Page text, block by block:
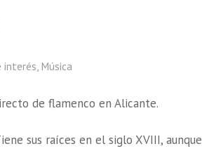
interés, Música
de flamenco en Alicante.
sus raíces en el siglo XVIII, aunque